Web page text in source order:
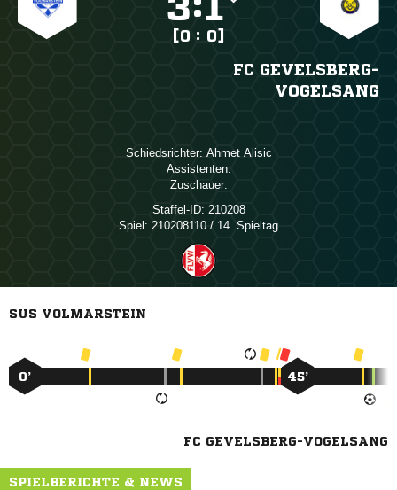
[0 : 0]
FC GEVELSBERG-
VOGELSANG
Schiedsrichter:  
Assistenten:
Zuschauer:
Staffel-ID: 210208
Spiel: 210208110 / 14. Spieltag
SUS VOLMARSTEIN
0’ 45’
FC GEVELSBERG-VOGELSANG
SPIELBERICHTE & NEWS